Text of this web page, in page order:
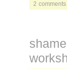
2 comments